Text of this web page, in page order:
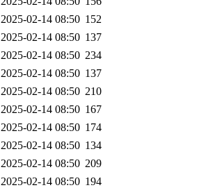
2025-02-14 08:50 152
2025-02-14 08:50 137
2025-02-14 08:50 234
2025-02-14 08:50 137
2025-02-14 08:50 210
2025-02-14 08:50 167
2025-02-14 08:50 174
2025-02-14 08:50 134
2025-02-14 08:50 209
2025-02-14 08:50 194